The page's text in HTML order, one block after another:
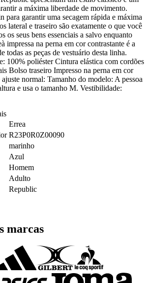
a máxima liberdade de movimento.
para garantir uma secagem rápida e máxima
lateral e traseiro são exatamente o que você
os seus bens essenciais a salvo enquanto
impressa na perna em cor contrastante é a
todas as peças de vestuário desta linha.
100% poliéster Cintura elástica com cordões
Bolso traseiro Impresso na perna em cor
normal: Tamanho do modelo: A pessoa
e usa o tamanho M. Vestibilidade:
Errea
R23P0R0Z00090
marinho
Azul
Homem
Adulto
Republic
marcas